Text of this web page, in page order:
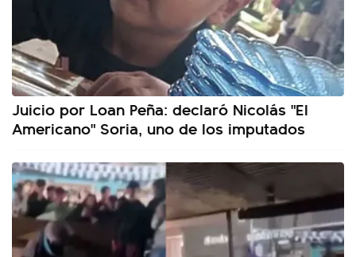
Juicio por Loan Peña: declaró Nicolás "El
Americano" Soria, uno de los imputados